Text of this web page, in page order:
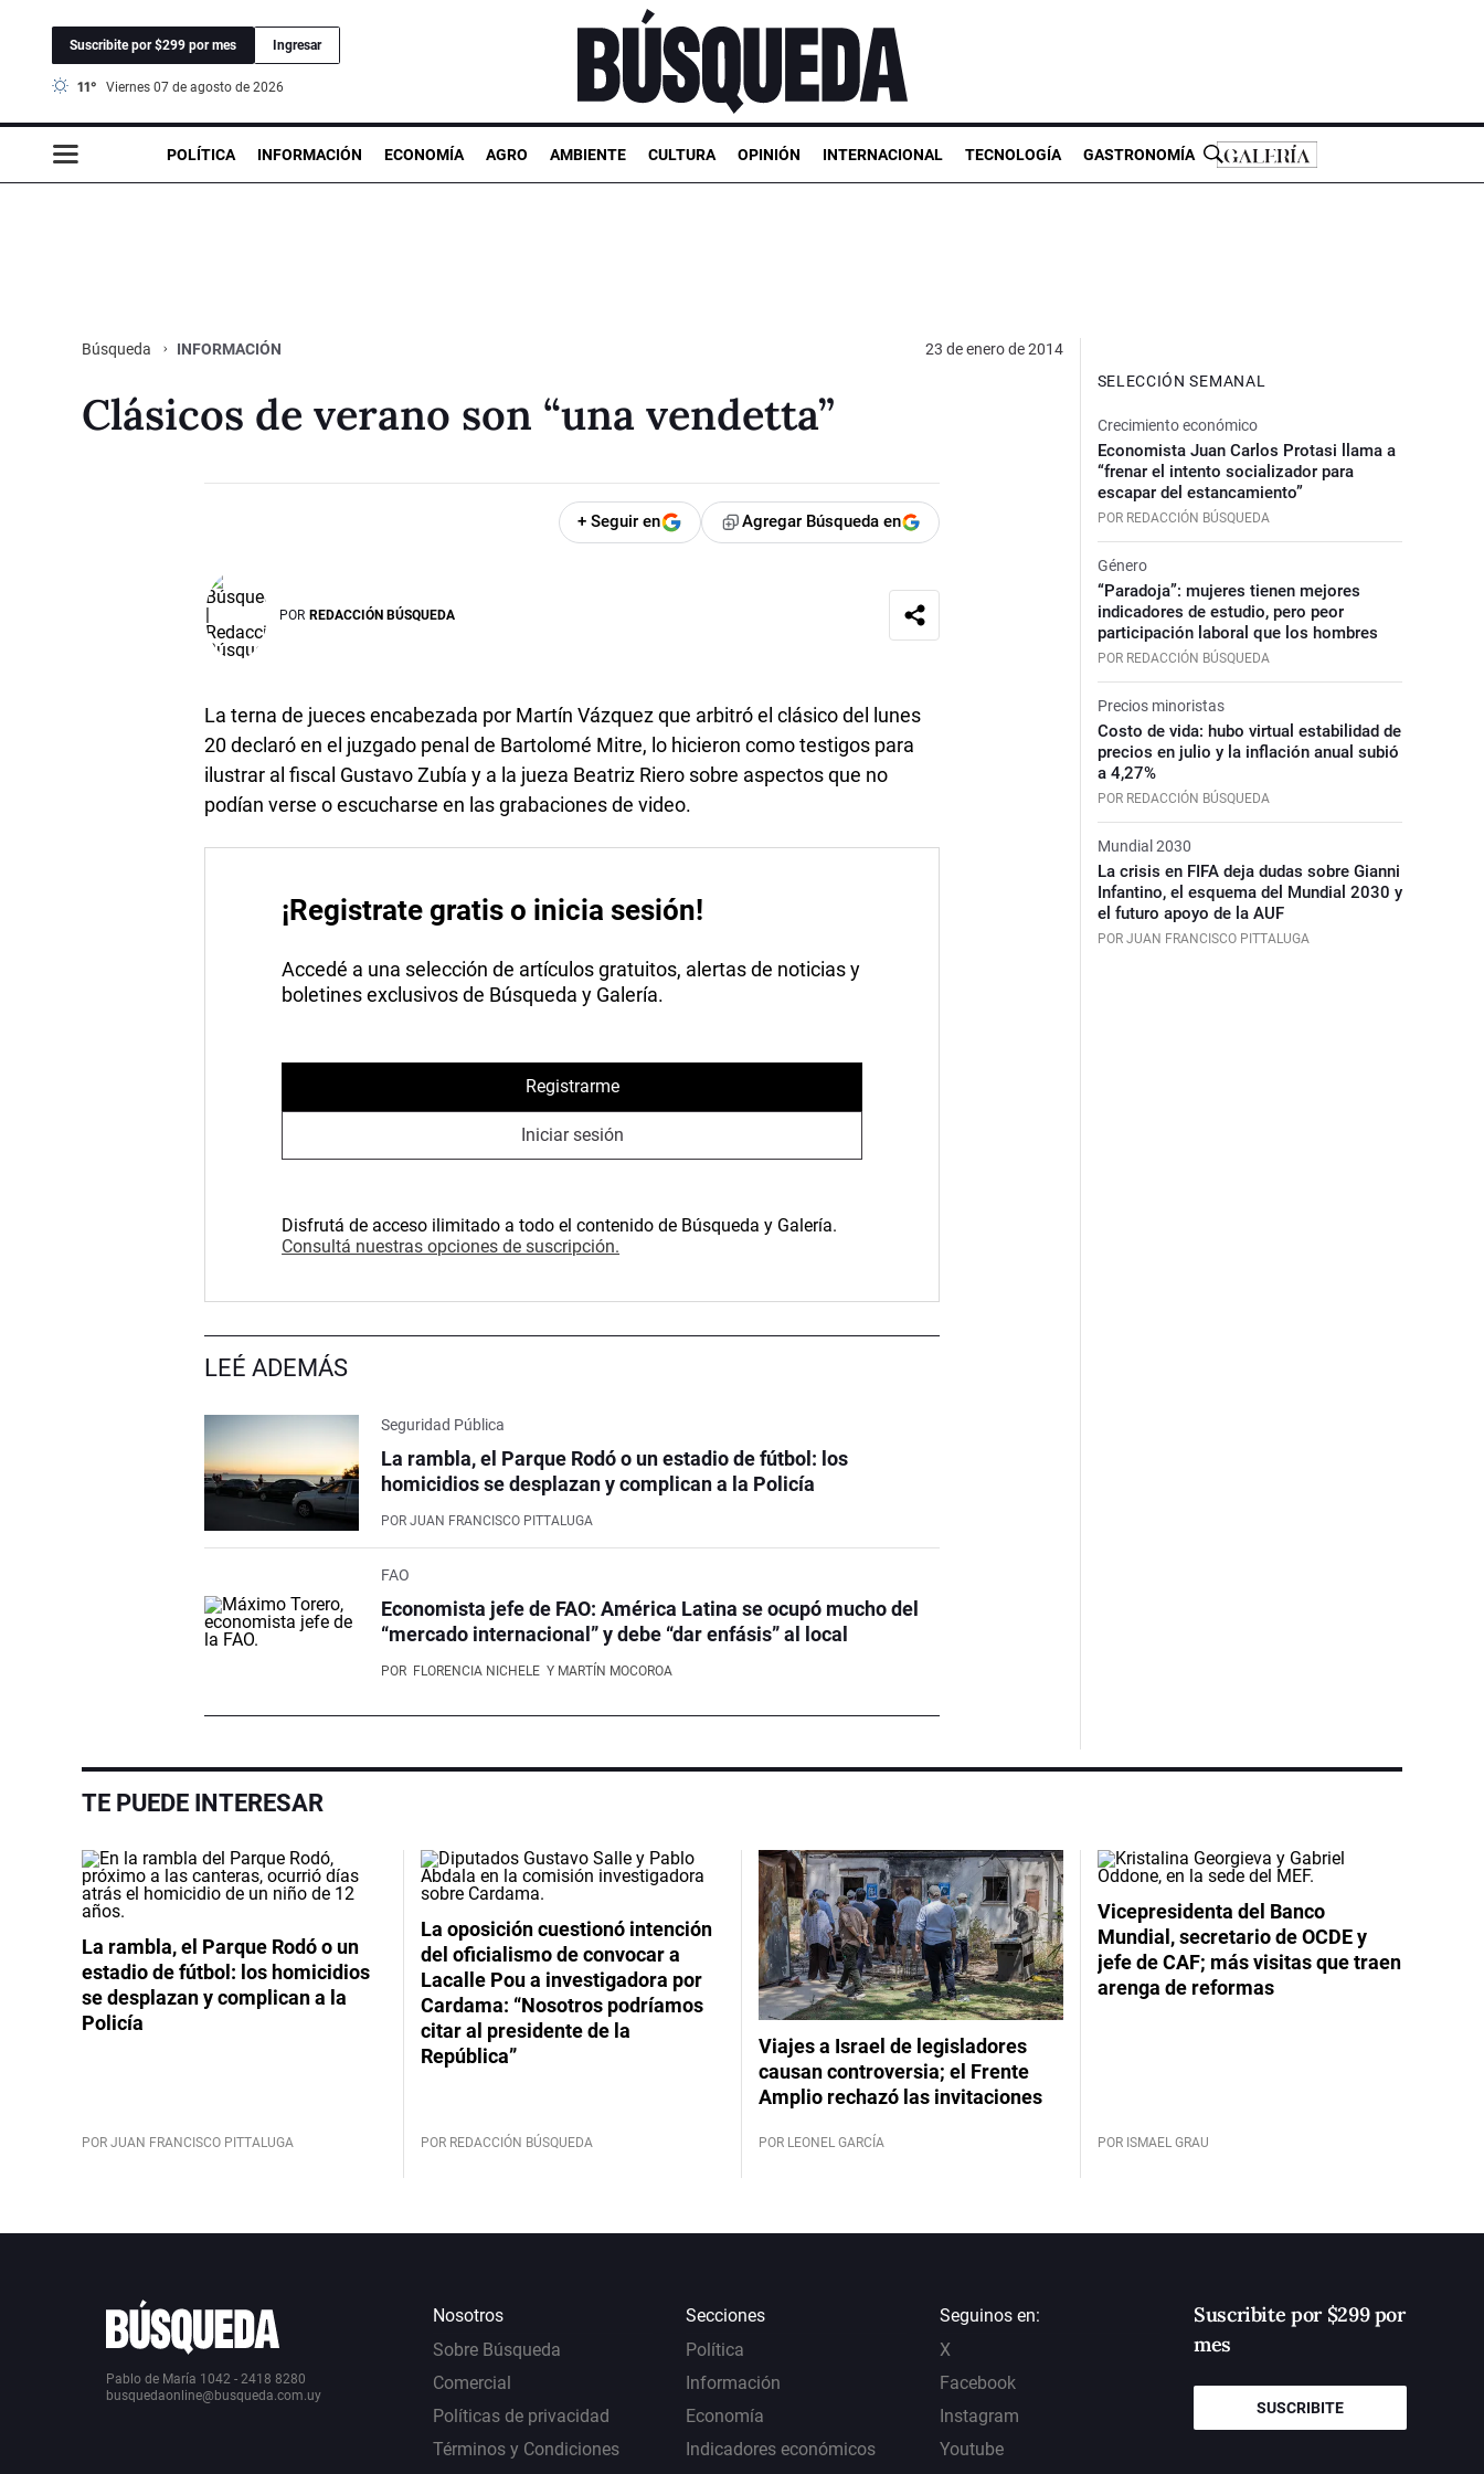
Suscribite por $299 por mes Ingresar
11° viernes 07 de agosto de 2026
POLÍTICA INFORMACIÓN ECONOMÍA AGRO AMBIENTE CULTURA OPINIÓN INTERNACIONAL TECNOLOGÍA GASTRONOMÍA
Búsqueda INFORMACIÓN 23 de enero de 2014
Clásicos de verano son “una vendetta”
+ Seguir en Agregar Búsqueda en
POR REDACCIÓN BÚSQUEDA
La terna de jueces encabezada por Martín Vázquez que arbitró el clásico del lunes
20 declaró en el juzgado penal de Bartolomé Mitre, lo hicieron como testigos para
ilustrar al fiscal Gustavo Zubía y a la jueza Beatriz Riero sobre aspectos que no
podían verse o escucharse en las grabaciones de video.
¡Registrate gratis o inicia sesión!
Accedé a una selección de artículos gratuitos, alertas de noticias y
boletines exclusivos de Búsqueda y Galería.
Registrarme
Iniciar sesión
Disfrutá de acceso ilimitado a todo el contenido de Búsqueda y Galería.
Consultá nuestras opciones de suscripción.
LEÉ ADEMÁS
Seguridad Pública
La rambla, el Parque Rodó o un estadio de fútbol: los
homicidios se desplazan y complican a la Policía
POR JUAN FRANCISCO PITTALUGA
FAO
Economista jefe de FAO: América Latina se ocupó mucho del
“mercado internacional” y debe “dar enfásis” al local
POR FLORENCIA NICHELE Y MARTÍN MOCOROA
SELECCIÓN SEMANAL
Crecimiento económico
Economista Juan Carlos Protasi llama a
“frenar el intento socializador para
escapar del estancamiento”
POR REDACCIÓN BÚSQUEDA
Género
“Paradoja”: mujeres tienen mejores
indicadores de estudio, pero peor
participación laboral que los hombres
POR REDACCIÓN BÚSQUEDA
Precios minoristas
Costo de vida: hubo virtual estabilidad de
precios en julio y la inflación anual subió
a 4,27%
POR REDACCIÓN BÚSQUEDA
Mundial 2030
La crisis en FIFA deja dudas sobre Gianni
Infantino, el esquema del Mundial 2030 y
el futuro apoyo de la AUF
POR JUAN FRANCISCO PITTALUGA
TE PUEDE INTERESAR
La rambla, el Parque Rodó o un
estadio de fútbol: los homicidios
se desplazan y complican a la
Policía
POR JUAN FRANCISCO PITTALUGA
La oposición cuestionó intención
del oficialismo de convocar a
Lacalle Pou a investigadora por
Cardama: “Nosotros podríamos
citar al presidente de la
República”
POR REDACCIÓN BÚSQUEDA
Viajes a Israel de legisladores
causan controversia; el Frente
Amplio rechazó las invitaciones
POR LEONEL GARCÍA
Vicepresidenta del Banco
Mundial, secretario de OCDE y
jefe de CAF; más visitas que traen
arenga de reformas
POR ISMAEL GRAU
Pablo de María 1042 - 2418 8280
busquedaonline@busqueda.com.uy
Nosotros
Sobre Búsqueda
Comercial
Políticas de privacidad
Términos y Condiciones
Secciones
Política
Información
Economía
Indicadores económicos
Seguinos en:
X
Facebook
Instagram
Youtube
Suscribite por $299 por
mes
SUSCRIBITE